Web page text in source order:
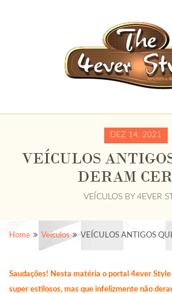
DEZ 14, 2021
VEÍCULOS
DERAM
VEÍCULOS BY 4EVER
Home Veículos VEÍCULOS ANTIGOS
Saudações! Nesta matéria o portal 4ever
super estilosos, mas que infelizmente não